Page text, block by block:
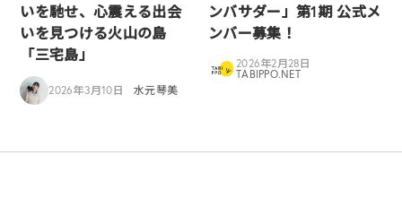
いを馳せ、心震える出会
いを見つける火山の島
「三宅島」
2026年3月10日 水元琴美
ンバサダー」第1期 公式メ
ンバー募集！
2026年2月28日
TABIPPO.NET